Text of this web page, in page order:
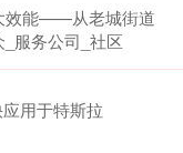
效能——从老城街道
服务公司_社区
用于特斯拉